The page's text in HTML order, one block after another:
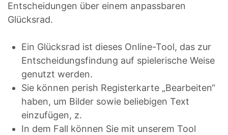
Entscheidungen über einem anpassbaren
Glücksrad.
Ein Glücksrad ist dieses Online-Tool, das zur
Entscheidungsfindung auf spielerische Weise
genutzt werden.
Sie können perish Registerkarte „Bearbeiten“
haben, um Bilder sowie beliebigen Text
einzufügen, z.
In dem Fall können Sie mit unserem Tool